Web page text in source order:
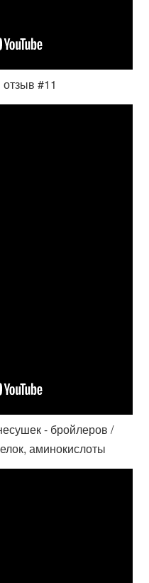
#11
- бройлеров /
аминокислоты